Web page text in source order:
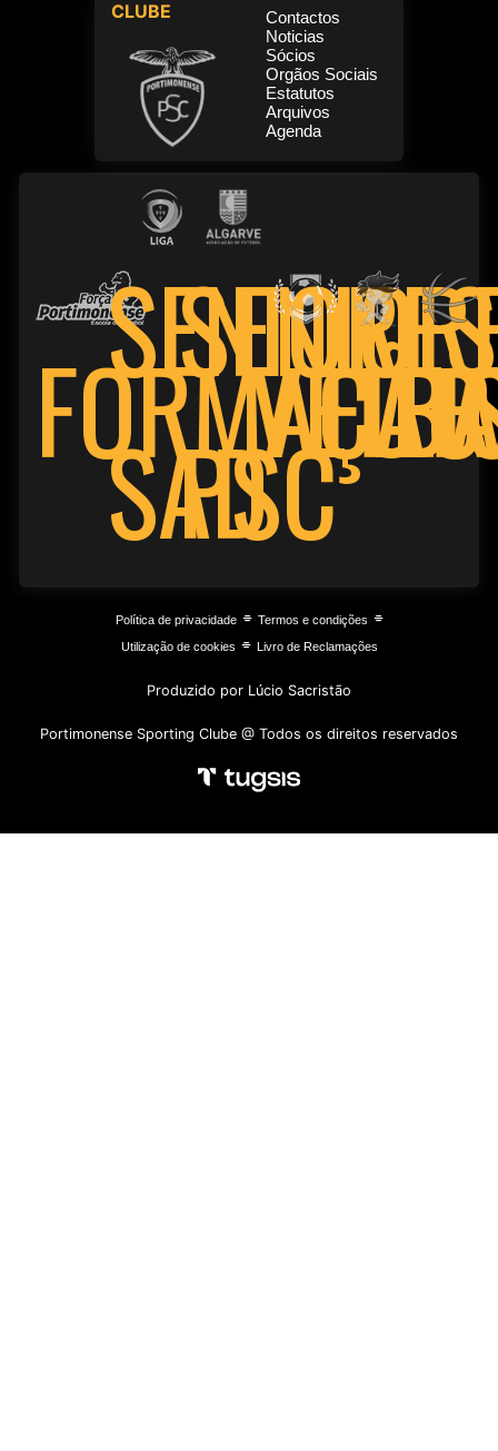
CLUBE
Contactos
Noticias
Sócios
Orgãos Sociais
Estatutos
Arquivos
Agenda
FORMAÇÃO
SENIORES
SAD
PSC
Política de privacidade⌯ Termos e condições ⌯
Utilização de cookies ⌯ Livro de Reclamações
Produzido por Lúcio Sacristão
Portimonense Sporting Clube @ Todos os direitos reservados